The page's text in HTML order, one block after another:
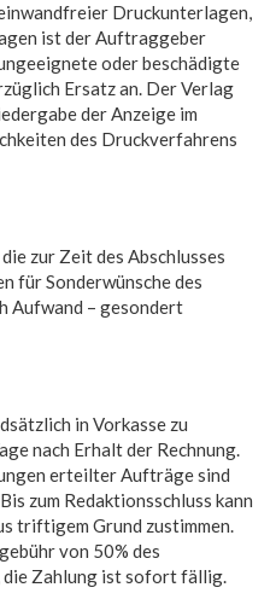
Druckunterlagen,
ist der Auftraggeber
oder beschädigte
Ersatz an. Der Verlag
der Anzeige im
des Druckverfahrens
zur Zeit des Abschlusses
für Sonderwünsche des
Aufwand – gesondert
in Vorkasse zu
nach Erhalt der Rechnung.
erteilter Aufträge sind
zum Redaktionsschluss kann
triftigem Grund zustimmen.
von 50% des
Zahlung ist sofort fällig.